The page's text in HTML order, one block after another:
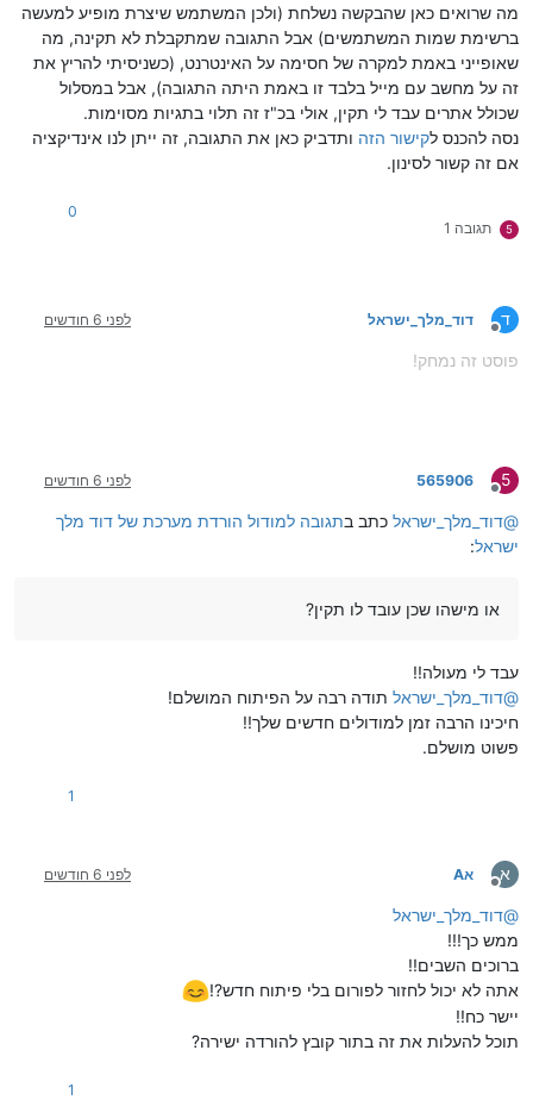
מה שרואים כאן שהבקשה נשלחת (ולכן המשתמש שיצרת מופיע למעשה
ברשימת שמות המשתמשים) אבל התגובה שמתקבלת לא תקינה, מה
שאופייני באמת למקרה של חסימה על האינטרנט, (כשניסיתי להריץ את
זה על מחשב עם מייל בלבד זו באמת היתה התגובה), אבל במסלול
שכולל אתרים עבד לי תקין, אולי בכ"ז זה תלוי בתגיות מסוימות.
נסה להכנס לקישור הזה ותדביק כאן את התגובה, זה ייתן לנו אינדיקציה
אם זה קשור לסינון.
5 תגובה 1
0
ד
מנותק
דוד_מלך_ישראל לפני 6 חודשים
פוסט זה נמחק!
5
מנותק
565906 לפני 6 חודשים
@דוד_מלך_ישראל כתב בתגובה למודול הורדת מערכת של דוד מלך
ישראל:
או מישהו שכן עובד לו תקין?
עבד לי מעולה!!
@דוד_מלך_ישראל תודה רבה על הפיתוח המושלם!
חיכינו הרבה זמן למודולים חדשים שלך!!
פשוט מושלם.
1
א
מנותק
אA לפני 6 חודשים
@דוד_מלך_ישראל
ממש כך!!!
ברוכים השבים!!
אתה לא יכול לחזור לפורום בלי פיתוח חדש?!
יישר כח!!
תוכל להעלות את זה בתור קובץ להורדה ישירה?
1